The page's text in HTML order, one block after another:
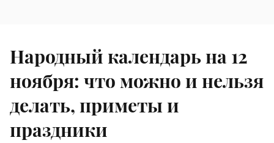
Народный календарь на 12
ноября: что можно и нельзя
делать, приметы и
праздники